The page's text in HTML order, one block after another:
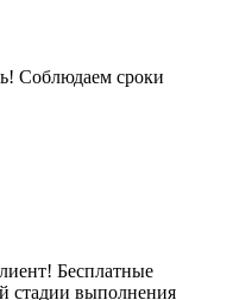
Соблюдаем сроки
Бесплатные
стадии выполнения